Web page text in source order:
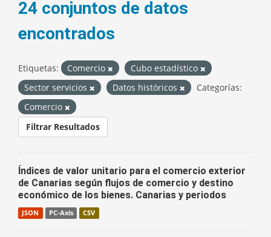
24 conjuntos de datos
encontrados
Etiquetas: Comercio
Cubo estadístico
Sector servicios
Datos históricos
Categorías:
Comercio
Filtrar Resultados
Índices de valor unitario para el comercio exterior
de Canarias según flujos de comercio y destino
económico de los bienes. Canarias y periodos
JSON PC-Axis CSV